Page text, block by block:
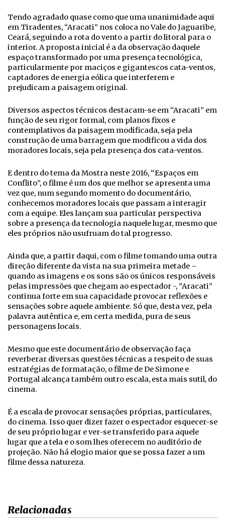
Tendo agradado quase como que uma unanimidade aqui
em Tiradentes, “Aracati” nos coloca no Vale do Jaguaribe,
Ceará, seguindo a rota do vento a partir do litoral para o
interior. A proposta inicial é a da observação daquele
espaço transformado por uma presença tecnológica,
particularmente por maciços e gigantescos cata-ventos,
captadores de energia eólica que interferem e
prejudicam a paisagem original.
Diversos aspectos técnicos destacam-se em “Aracati” em
função de seu rigor formal, com planos fixos e
contemplativos da paisagem modificada, seja pela
construção de uma barragem que modificou a vida dos
moradores locais, seja pela presença dos cata-ventos.
E dentro do tema da Mostra neste 2016, “Espaços em
Conflito”, o filme é um dos que melhor se apresenta uma
vez que, num segundo momento do documentário,
conhecemos moradores locais que passam a interagir
com a equipe. Eles lançam sua particular perspectiva
sobre a presença da tecnologia naquele lugar, mesmo que
eles próprios não usufruam do tal progresso.
Ainda que, a partir daqui, com o filme tomando uma outra
direção diferente da vista na sua primeira metade –
quando as imagens e os sons são os únicos responsáveis
pelas impressões que chegam ao espectador -, “Aracati”
continua forte em sua capacidade provocar reflexões e
sensações sobre aquele ambiente. Só que, desta vez, pela
palavra autêntica e, em certa medida, pura de seus
personagens locais.
Mesmo que este documentário de observação faça
reverberar diversas questões técnicas a respeito de suas
estratégias de formatação, o filme de De Simone e
Portugal alcança também outro escala, esta mais sutil, do
cinema.
É a escala de provocar sensações próprias, particulares,
do cinema. Isso quer dizer fazer o espectador esquecer-se
de seu próprio lugar e ver-se transferido para aquele
lugar que a tela e o som lhes oferecem no auditório de
projeção. Não há elogio maior que se possa fazer a um
filme dessa natureza.
Relacionadas